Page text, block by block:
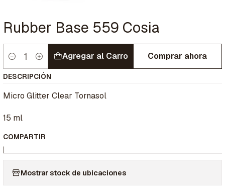
Rubber Base 559 Cosia
Cantidad
Agregar al Carro Comprar ahora
DESCRIPCIÓN
Micro Glitter Clear Tornasol
15 ml
COMPARTIR
|
Mostrar stock de ubicaciones